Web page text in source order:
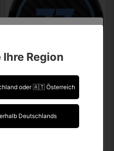
€ 1,88
Jahre alt?
nicht selbst ändern.
Jahre alt.
18 Jahre alt.
Region
oder 🇦🇹 Österreich
Deutschlands